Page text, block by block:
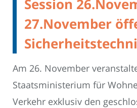
Session
27.November
Am 26. November
Staatsministerium für
Verkehr exklusiv den